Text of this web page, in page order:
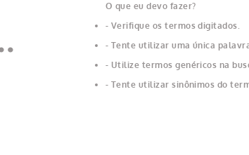
O que eu devo fazer?
Verifique os termos digitados.
Tente utilizar uma única
Utilize termos genéricos na
Tente utilizar sinônimos do